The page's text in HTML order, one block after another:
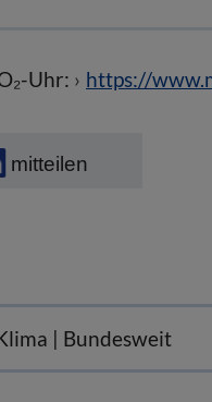
Uhr: https://
mitteilen
| Bundesweit